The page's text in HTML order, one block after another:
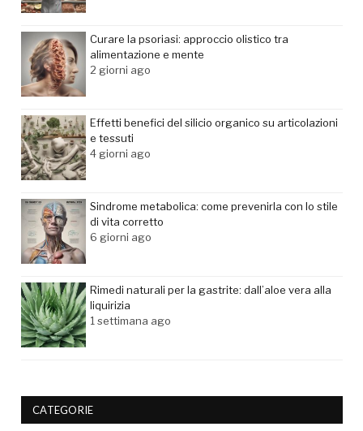
Curare la psoriasi: approccio olistico tra
alimentazione e mente
2 giorni ago
Effetti benefici del silicio organico su articolazioni
e tessuti
4 giorni ago
Sindrome metabolica: come prevenirla con lo stile
di vita corretto
6 giorni ago
Rimedi naturali per la gastrite: dall’aloe vera alla
liquirizia
1 settimana ago
CATEGORIE